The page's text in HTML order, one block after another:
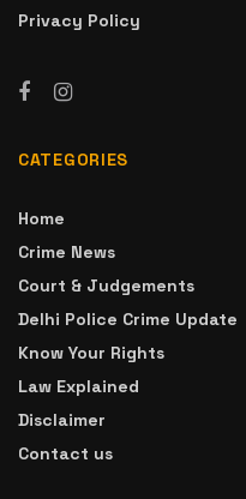
Privacy Policy
CATEGORIES
Home
Crime News
Court & Judgements
Delhi Police Crime Update
Know Your Rights
Law Explained
Disclaimer
Contact us